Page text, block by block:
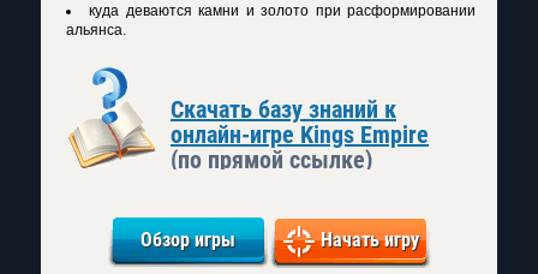
куда деваются камни и золото при расформировании
альянса.
Скачать базу знаний к
онлайн-игре Kings Empire
(по прямой ссылке)
Обзор игры Начать игру